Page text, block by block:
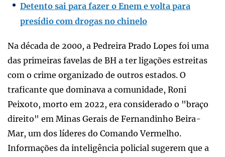
Detento sai para fazer o Enem e volta para
presídio com drogas no chinelo
Na década de 2000, a Pedreira Prado Lopes foi uma
das primeiras favelas de BH a ter ligações estreitas
com o crime organizado de outros estados. O
traficante que dominava a comunidade, Roni
Peixoto, morto em 2022, era considerado o "braço
direito" em Minas Gerais de Fernandinho Beira-
Mar, um dos líderes do Comando Vermelho.
Informações da inteligência policial sugerem que a